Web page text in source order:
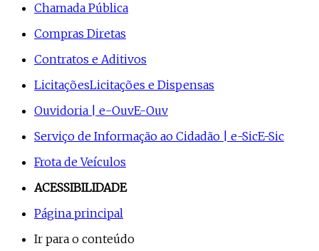
Chamada Pública
Compras Diretas
Contratos e Aditivos
LicitaçõesLicitações e Dispensas
Ouvidoria | e-OuvE-Ouv
Serviço de Informação ao Cidadão | e-SicE-Sic
Frota de Veículos
ACESSIBILIDADE
Página principal
Ir para o conteúdo